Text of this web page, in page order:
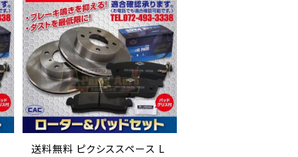
送料無料 ピクシススペース L